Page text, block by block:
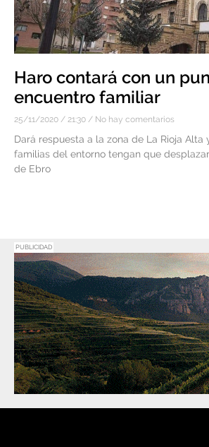
Haro contará con un
encuentro familiar
25/11/2020 21:30 No hay comentarios
Dará respuesta a la zona de La Rioja Alta
familias del entorno tengan que
de Ebro
PUBLICIDAD